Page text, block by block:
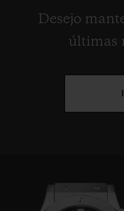
Desejo
últimas